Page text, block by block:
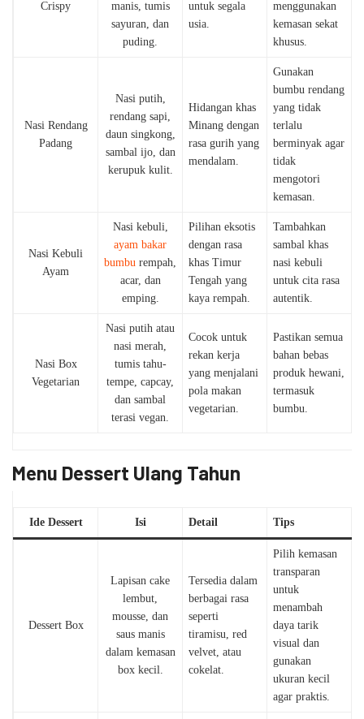
Crispy
manis, tumis
sayuran, dan
puding.
untuk segala
usia.
menggunakan
kemasan sekat
khusus.
Nasi Rendang
Padang
Nasi putih,
rendang sapi,
daun singkong,
sambal ijo, dan
kerupuk kulit.
Hidangan khas
Minang dengan
rasa gurih yang
mendalam.
Gunakan
bumbu rendang
yang tidak
terlalu
berminyak agar
tidak
mengotori
kemasan.
Nasi Kebuli
Ayam
Nasi kebuli,
ayam bakar
bumbu rempah,
acar, dan
emping.
Pilihan eksotis
dengan rasa
khas Timur
Tengah yang
kaya rempah.
Tambahkan
sambal khas
nasi kebuli
untuk cita rasa
autentik.
Nasi Box
Vegetarian
Nasi putih atau
nasi merah,
tumis tahu-
tempe, capcay,
dan sambal
terasi vegan.
Cocok untuk
rekan kerja
yang menjalani
pola makan
vegetarian.
Pastikan semua
bahan bebas
produk hewani,
termasuk
bumbu.
Menu Dessert Ulang Tahun
Ide Dessert Isi Detail Tips
Dessert Box
Lapisan cake
lembut,
mousse, dan
saus manis
dalam kemasan
box kecil.
Tersedia dalam
berbagai rasa
seperti
tiramisu, red
velvet, atau
cokelat.
Pilih kemasan
transparan
untuk
menambah
daya tarik
visual dan
gunakan
ukuran kecil
agar praktis.